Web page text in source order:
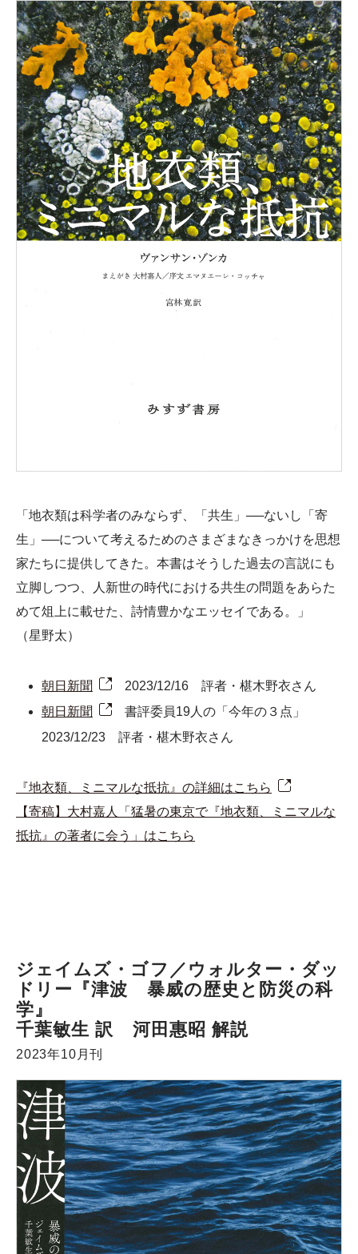
「地衣類は科学者のみならず、「共生」──ないし「寄
生」──について考えるためのさまざまなきっかけを思想
家たちに提供してきた。本書はそうした過去の言説にも
立脚しつつ、人新世の時代における共生の問題をあらた
めて俎上に載せた、詩情豊かなエッセイである。」
（星野太）
朝日新聞
2023/12/16 評者・椹木野衣さん
朝日新聞
書評委員19人の「今年の３点」
2023/12/23 評者・椹木野衣さん
『地衣類、ミニマルな抵抗』の詳細はこちら
【寄稿】大村嘉人「猛暑の東京で『地衣類、ミニマルな
抵抗』の著者に会う」はこちら
ジェイムズ・ゴフ／ウォルター・ダッ
ドリー『津波 暴威の歴史と防災の科
学』
千葉敏生 訳 河田惠昭 解説
2023年10月刊